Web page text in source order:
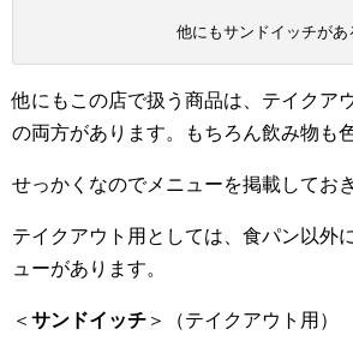
他にもサンドイッチがあ
他にもこの店で扱う商品は、テイクア
の両方があります。もちろん飲み物も
せっかくなのでメニューを掲載してお
テイクアウト用としては、食パン以外
ューがあります。
＜ サンドイッチ ＞（テイクアウト用）